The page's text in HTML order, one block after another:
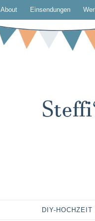
About Einsendungen
DIY-HOCHZEIT